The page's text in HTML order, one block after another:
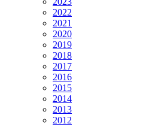
2022
2021
2020
2019
2018
2017
2016
2015
2014
2013
2012